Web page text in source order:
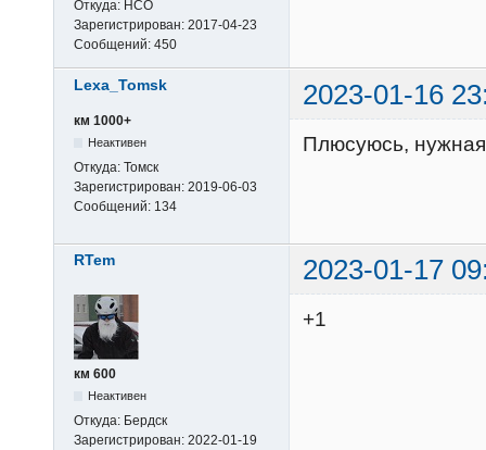
Откуда: НСО
Зарегистрирован: 2017-04-23
Сообщений: 450
Lexa_Tomsk 2023-01-16
км 1000+
Неактивен
Откуда: Томск
Зарегистрирован: 2019-06-03
Сообщений: 134
Плюсуюсь,
RTem 2023-01-17
км 600
Неактивен
Откуда: Бердск
Зарегистрирован: 2022-01-19
+1